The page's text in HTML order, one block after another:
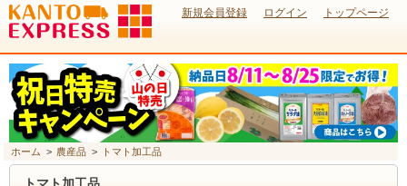
新規会員登録 ログイン トップページ
ホーム > 農産品 > トマト加工品
トマト加工品